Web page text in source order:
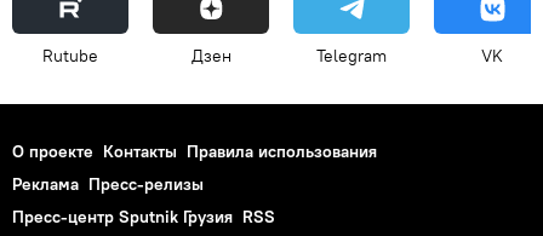
Rutube Дзен Telegram VK
О проекте Контакты Правила использования
Реклама Пресс-релизы
Пресс-центр Sputnik Грузия RSS